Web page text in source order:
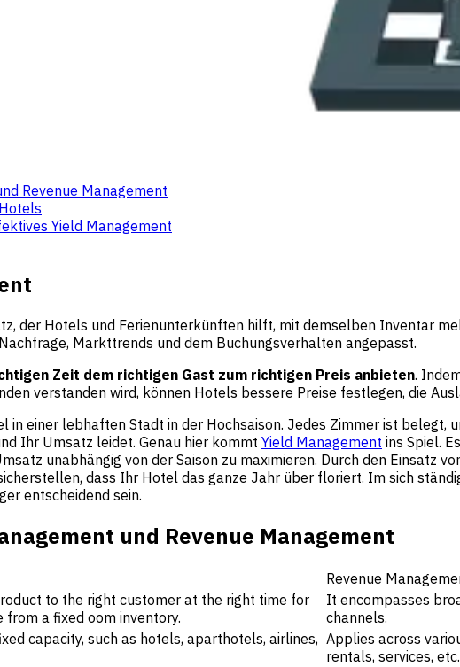
Revenue Management
Yield Management
der Hotels und Ferienunterkünften hilft, mit demselben Inventar
Markttrends und dem Buchungsverhalten angepasst.
Zeit dem richtigen Gast zum richtigen Preis anbieten.
verstanden wird, können Hotels bessere Preise festlegen, die
in einer lebhaften Stadt in der Hochsaison. Jedes Zimmer ist belegt,
Ihr Umsatz leidet. Genau hier kommt Yield Management ins Spiel.
unabhängig von der Saison zu maximieren. Durch den Einsatz
dass Ihr Hotel das ganze Jahr über floriert. Im sich
entscheidend sein.
und Revenue Management
Revenue
to the right customer at the right time for
a fixed oom inventory.
It encompasses
channels.
capacity, such as hotels, aparthotels, airlines, Applies across
rentals, services, etc.